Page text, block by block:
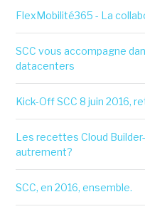
FlexMobilité365 - La
SCC vous accompagne
datacenters
Kick-Off SCC 8 juin 2016,
Les recettes Cloud
autrement?
SCC, en 2016, ensemble.